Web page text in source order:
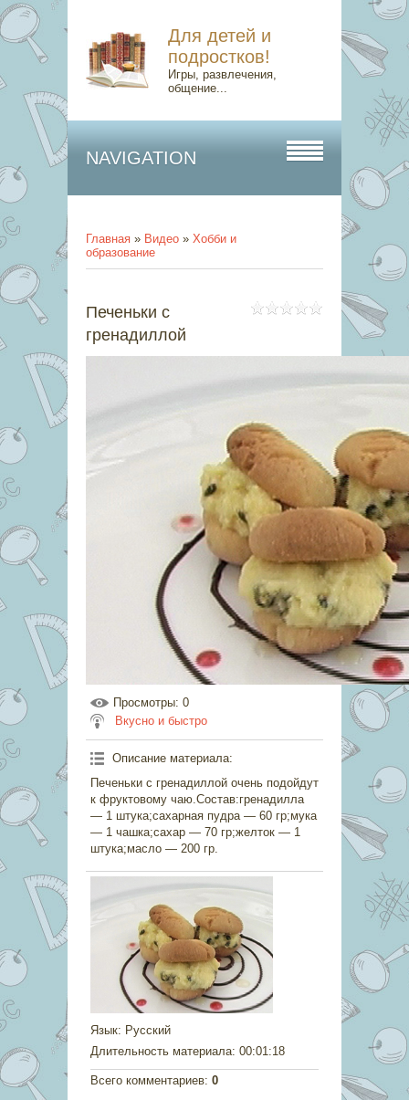
Для детей и
подростков!
Игры, развлечения,
общение...
NAVIGATION
Главная » Видео » Хобби и
образование
Печеньки с
гренадиллой
Просмотры: 0
Вкусно и быстро
Описание материала:
Печеньки с гренадиллой очень подойдут
к фруктовому чаю.Состав:гренадилла
— 1 штука;сахарная пудра — 60 гр;мука
— 1 чашка;сахар — 70 гр;желток — 1
штука;масло — 200 гр.
Язык: Русский
Длительность материала: 00:01:18
Всего комментариев: 0